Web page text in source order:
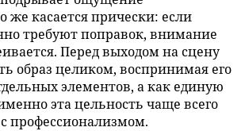
же касается прически: если
требуют поправок, внимание
Перед выходом на сцену
образ целиком, воспринимая его
элементов, а как единую
эта цельность чаще всего
профессионализмом.